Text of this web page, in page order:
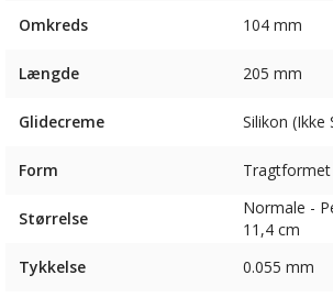
Omkreds 104 mm
Længde 205 mm
Glidecreme Silikon
Form Tragtformet
Størrelse
Normale -
11,4 cm
Tykkelse
0.055 mm